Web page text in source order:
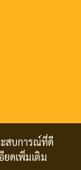
ะสบการณ์ที่ดี
ยดเพิ่มเติม